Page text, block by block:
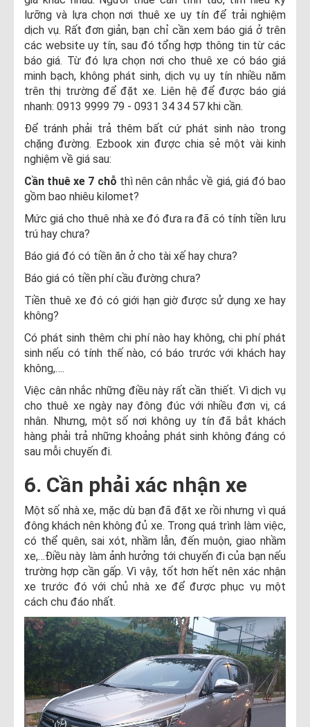
lưỡng và lựa chọn nơi thuê xe uy tín để trải nghiệm
dịch vụ. Rất đơn giản, bạn chỉ cần xem báo giá ở trên
các website uy tín, sau đó tổng hợp thông tin từ các
báo giá. Từ đó lựa chọn nơi cho thuê xe có báo giá
minh bạch, không phát sinh, dịch vụ uy tín nhiều năm
trên thị trường để đặt xe. Liên hệ để được báo giá
nhanh: 0913 9999 79 - 0931 34 34 57 khi cần.
Để tránh phải trả thêm bất cứ phát sinh nào trong
chặng đường. Ezbook xin được chia sẻ một vài kinh
nghiệm về giá sau:
Cần thuê xe 7 chỗ thì nên cân nhắc về giá, giá đó bao
gồm bao nhiêu kilomet?
Mức giá cho thuê nhà xe đó đưa ra đã có tính tiền lưu
trú hay chưa?
Báo giá đó có tiền ăn ở cho tài xế hay chưa?
Báo giá có tiền phí cầu đường chưa?
Tiền thuê xe đó có giới hạn giờ được sử dụng xe hay
không?
Có phát sinh thêm chi phí nào hay không, chi phí phát
sinh nếu có tính thế nào, có báo trước với khách hay
không,….
Việc cân nhắc những điều này rất cần thiết. Vì dịch vụ
cho thuê xe ngày nay đông đúc với nhiều đơn vị, cá
nhân. Nhưng, một số nơi không uy tín đã bắt khách
hàng phải trả những khoảng phát sinh không đáng có
sau mỗi chuyến đi.
6. Cần phải xác nhận xe
Một số nhà xe, mặc dù bạn đã đặt xe rồi nhưng vì quá
đông khách nên không đủ xe. Trong quá trình làm việc,
có thể quên, sai xót, nhầm lẫn, đến muộn, giao nhầm
xe,…Điều này làm ảnh hưởng tới chuyến đi của bạn nếu
trường hợp cần gấp. Vì vậy, tốt hơn hết nên xác nhận
xe trước đó với chủ nhà xe để được phục vụ một
cách chu đáo nhất.